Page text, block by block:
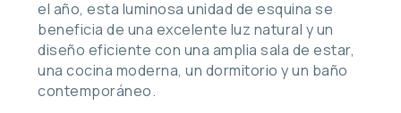
el año, esta luminosa unidad de esquina se
beneficia de una excelente luz natural y un
diseño eficiente con una amplia sala de estar,
una cocina moderna, un dormitorio y un baño
contemporáneo.